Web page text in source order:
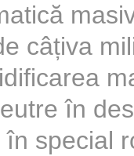
câțiva
în
special